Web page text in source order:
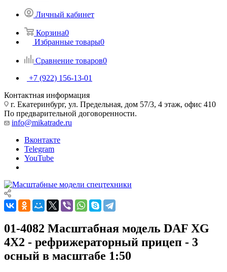
Личный кабинет
Корзина0
Избранные товары0
Сравнение товаров0
+7 (922) 156-13-01
Контактная информация
г. Екатеринбург, ул. Предельная, дом 57/3, 4 этаж, офис 410
По предварительной договоренности.
info@mikatrade.ru
Вконтакте
Telegram
YouTube
01-4082 Масштабная модель DAF XG
4X2 - рефрижераторный прицеп - 3
осный в масштабе 1:50